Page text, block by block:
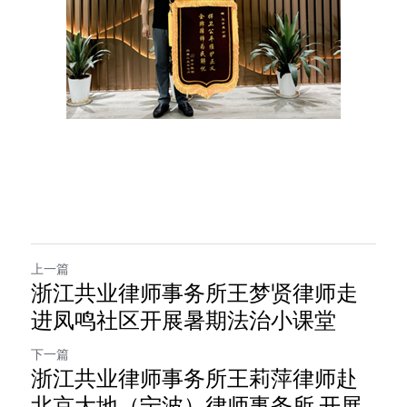
上一篇
浙江共业律师事务所王梦贤律师走
进凤鸣社区开展暑期法治小课堂
下一篇
浙江共业律师事务所王莉萍律师赴